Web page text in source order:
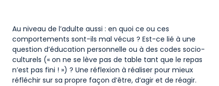
Au niveau de l’adulte aussi : en quoi ce ou ces
comportements sont-ils mal vécus ? Est-ce lié à une
question d’éducation personnelle ou à des codes socio-
culturels (« on ne se lève pas de table tant que le repas
n’est pas fini ! ») ? Une réflexion à réaliser pour mieux
réfléchir sur sa propre façon d’être, d’agir et de réagir.